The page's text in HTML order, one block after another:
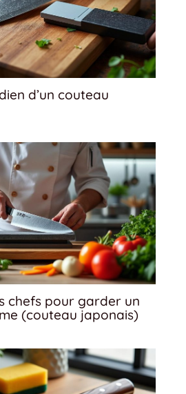
d’un couteau
chefs pour garder un
(couteau japonais)